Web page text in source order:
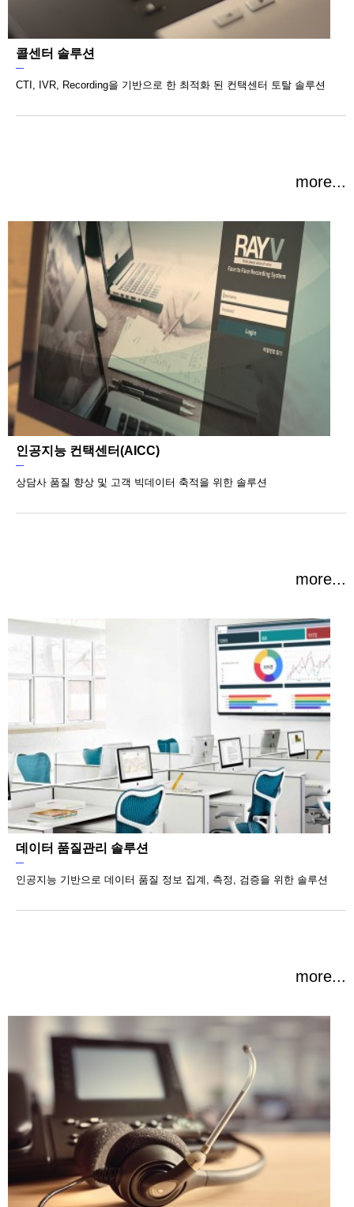
콜센터 솔루션
CTI, IVR, Recording을 기반으로 한 최적화 된 컨택센터 토탈 솔루션
more...
인공지능 컨택센터(AICC)
상담사 품질 향상 및 고객 빅데이터 축적을 위한 솔루션
more...
데이터 품질관리 솔루션
인공지능 기반으로 데이터 품질 정보 집계, 측정, 검증을 위한 솔루션
more...